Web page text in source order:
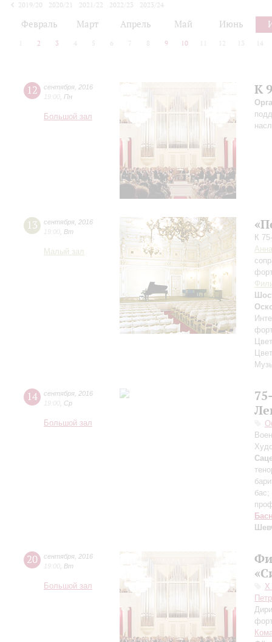
2019/20
2020/21 2021/22 2022/23
2023/24
Февраль Март Апрель Май Июнь
2 3 4 5 6 7 8 9 10 12 13 14
12 сентября 2016
19:00 Пн
Большой зал
К
13 сентября 2016
19:00 Вт
Малый зал
К
14 сентября 2016
19:00 Ср
Большой зал
бас;
20 сентября 2016
19:00 Вт
Большой зал
Х